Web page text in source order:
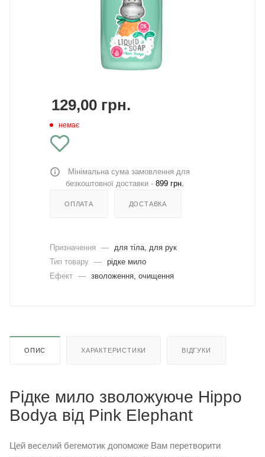
129,00 грн.
немає
Мінімальна сума замовлення для
безкоштовної доставки - 899 грн.
ОПЛАТА ДОСТАВКА
Призначення —
для тіла, для рук
Тип товару — рідке мило
Ефект — зволоження, очищення
ОПИС ХАРАКТЕРИСТИКИ ВІДГУКИ
Рідке мило зволожуюче Hippo
Bodya від Pink Elephant
Цей веселий бегемотик допоможе Вам перетворити